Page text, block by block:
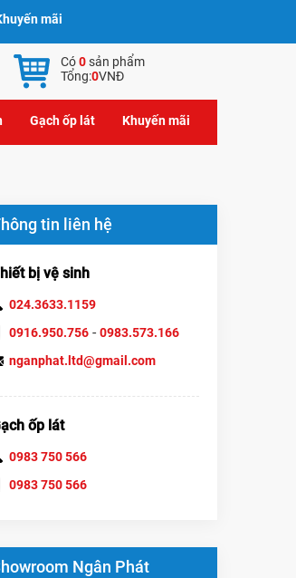
mãi
Có0sản phẩm
Tổng:0VNĐ
Gạch ốp lát Khuyến mãi
tin liên hệ
bị vệ sinh
024.3633.1159
0916.950.756 - 0983.573.166
nganphat.ltd@gmail.com
ốp lát
0983 750 566
0983 750 566
Ngân Phát